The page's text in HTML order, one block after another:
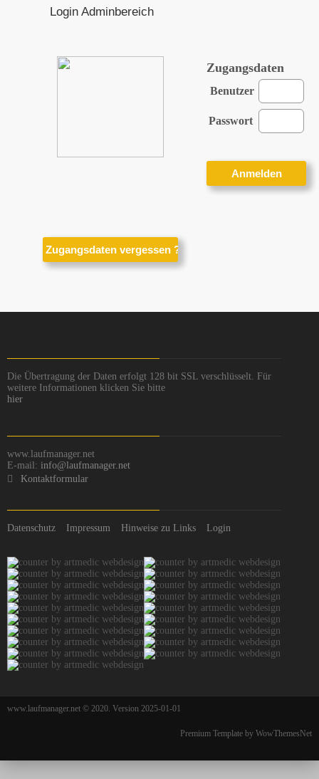
Login Adminbereich
Zugangsdaten
Benutzer
Passwort
Die Übertragung der Daten erfolgt 128 bit SSL verschlüsselt. Für
weitere Informationen klicken Sie bitte
hier
www.laufmanager.net
E-mail: info@laufmanager.net
Kontaktformular
Datenschutz Impressum Hinweise zu Links Login
www.laufmanager.net © 2020. Version 2025-01-01
Premium Template by WowThemesNet